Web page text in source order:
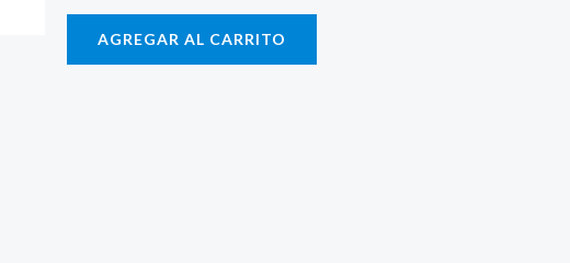
AGREGAR AL CARRITO